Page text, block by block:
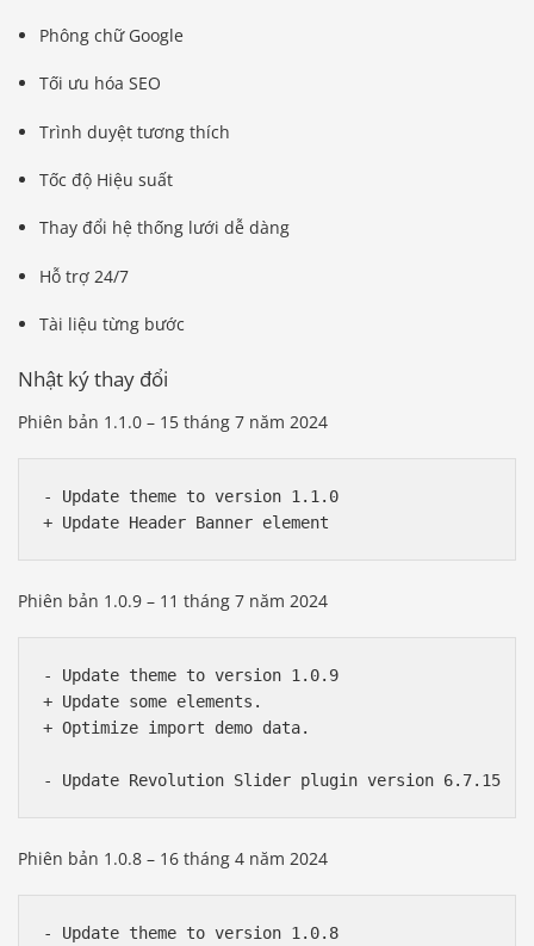
Phông chữ Google
Tối ưu hóa SEO
Trình duyệt tương thích
Tốc độ Hiệu suất
Thay đổi hệ thống lưới dễ dàng
Hỗ trợ 24/7
Tài liệu từng bước
Nhật ký thay đổi
Phiên bản 1.1.0 – 15 tháng 7 năm 2024
- Update theme to version 1.1.0
Phiên bản 1.0.9 – 11 tháng 7 năm 2024
- Update theme to version 1.0.9
+ Update some elements.
+ Optimize import demo data.
Phiên bản 1.0.8 – 16 tháng 4 năm 2024
- Update theme to version 1.0.8